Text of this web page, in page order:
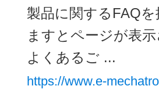
製品に関するFAQ
ますとページが表
よくあるご ...
https://www.e-